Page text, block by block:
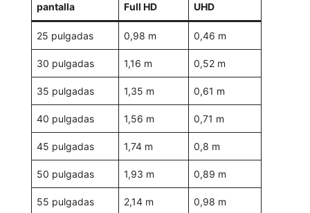
pantalla Full HD UHD
25 pulgadas 0,98 m 0,46 m
30 pulgadas 1,16 m 0,52 m
35 pulgadas 1,35 m 0,61 m
40 pulgadas 1,56 m 0,71 m
45 pulgadas 1,74 m 0,8 m
50 pulgadas 1,93 m 0,89 m
55 pulgadas 2,14 m 0,98 m